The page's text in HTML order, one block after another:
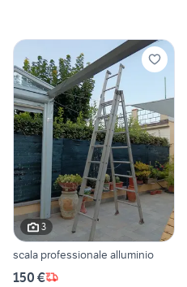
3
scala professionale alluminio
150 €